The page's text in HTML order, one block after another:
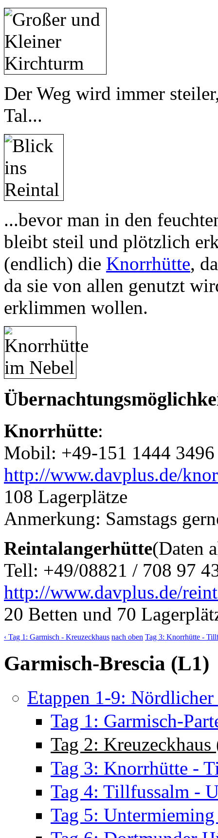
Der Weg wird immer
Tal...
...bevor man in den
bleibt steil und plötzlich
(endlich) die Knorrhütte,
da sie von allen genutzt
erklimmen wollen.
Knorrhütte:
Mobil: +49-151 1444 3496
http://www.davplus.de/
108 Lagerplätze
Anmerkung: Samstags
Reintalangerhütte(Daten
Tell: +49/08821 / 708 97
http://www.davplus.de/
20 Betten und 70
‹ Tag 1: Garmisch - Kreuzeckhaus nach oben Tag 3: Knorrhütte -
Garmisch-Brescia (L1)
Etappen 1-9:
Tag 1: Garmisch-
Tag 2:
Tag 3: Knorrhütte -
Tag 4: Tillfussalm -
Tag 5: